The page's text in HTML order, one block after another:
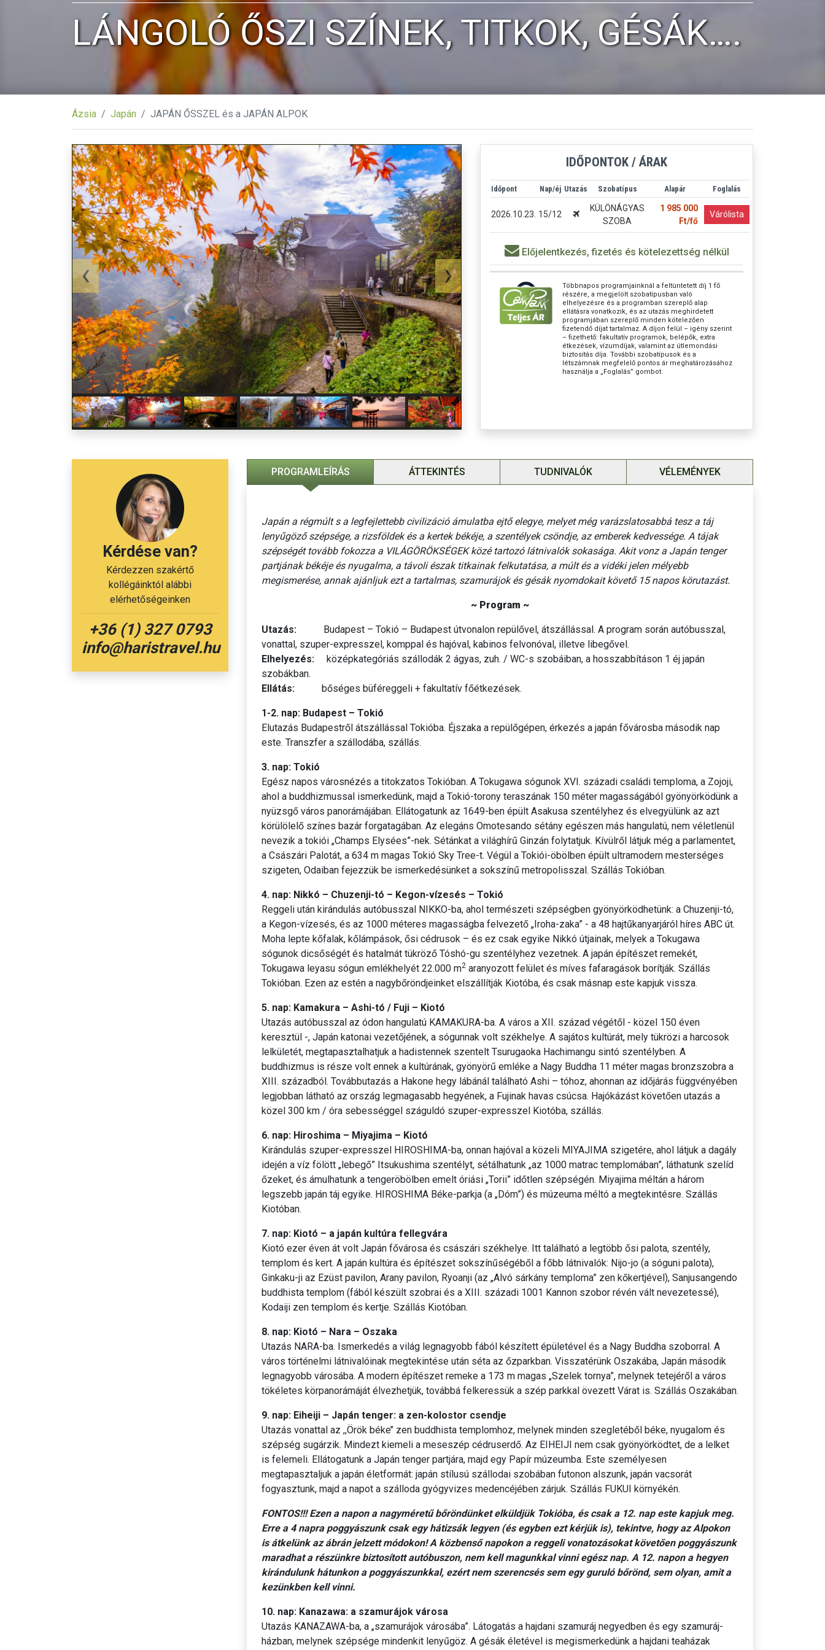
LÁNGOLÓ ŐSZI SZÍNEK, TITKOK, GÉSÁK….
Ázsia Japán JAPÁN ŐSSZEL és a JAPÁN ALPOK
IDŐPONTOK / ÁRAK
Időpont Nap/éj Utazás Szobatípus Alapár Foglalás
2026.10.23. 15/12
KÜLÖNÁGYAS
SZOBA
1 985 000
Ft/fő
Várólista
Előjelentkezés, fizetés és kötelezettség nélkül
Félpanziós felár: 96.000 Ft (8 főétkezés)
Egyágyas felár: 349.000 Ft
Vízum: magyar útlevéllel, nem szükséges
Minimális utaslétszám: 20 fő
Az árakat 1 JPY = 2,40 Ft-ig garantáljuk.
Kedvezményes csoportos útlemondási biztosítás díja: 3%
Amennyiben hosszúnak találja a 15 napos utazást, válassza
programunk rövidebb változatát, Tokiótól Oszakáig!
Többnapos programjainknál a feltüntetett díj 1 fő
részére, a megjelölt szobatípusban való
elhelyezésre és a programban szereplő alap
ellátásra vonatkozik, és az utazás meghirdetett
programjában szereplő minden kötelezően
fizetendő díjat tartalmaz. A díjon felül – igény szerint
– fizethető: fakultatív programok, belépők, extra
étkezések, vízumdíjak, valamint az útlemondási
biztosítás díja. További szobatípusok és a
létszámnak megfelelő pontos ár meghatározásához
használja a „Foglalás” gombot.
Kérdése van?
Kérdezzen szakértő
kollégáinktól alábbi
elérhetőségeinken
+36 (1) 327 0793
info@haristravel.hu
PROGRAMLEÍRÁS ÁTTEKINTÉS TUDNIVALÓK VÉLEMÉNYEK
Japán a régmúlt s a legfejlettebb civilizáció ámulatba ejtő elegye, melyet még varázslatosabbá tesz a táj
lenyűgöző szépsége, a rizsföldek és a kertek békéje, a szentélyek csöndje, az emberek kedvessége. A tájak
szépségét tovább fokozza a VILÁGÖRÖKSÉGEK közé tartozó látnivalók sokasága. Akit vonz a Japán tenger
partjának békéje és nyugalma, a távoli észak titkainak felkutatása, a múlt és a vidéki jelen mélyebb
megismerése, annak ajánljuk ezt a tartalmas, szamurájok és gésák nyomdokait követő 15 napos körutazást.
~ Program ~
Utazás: Budapest – Tokió – Budapest útvonalon repülővel, átszállással. A program során autóbusszal,
vonattal, szuper-expresszel, komppal és hajóval, kabinos felvonóval, illetve libegővel.
Elhelyezés: középkategóriás szállodák 2 ágyas, zuh. / WC-s szobáiban, a hosszabbításon 1 éj japán
szobákban.
Ellátás: bőséges büféreggeli + fakultatív főétkezések.
1-2. nap: Budapest – Tokió
Elutazás Budapestről átszállással Tokióba. Éjszaka a repülőgépen, érkezés a japán fővárosba második nap
este. Transzfer a szállodába, szállás.
3. nap: Tokió
Egész napos városnézés a titokzatos Tokióban. A Tokugawa sógunok XVI. századi családi temploma, a Zojoji,
ahol a buddhizmussal ismerkedünk, majd a Tokió-torony teraszának 150 méter magasságából gyönyörködünk a
nyüzsgő város panorámájában. Ellátogatunk az 1649-ben épült Asakusa szentélyhez és elvegyülünk az azt
körülölelő színes bazár forgatagában. Az elegáns Omotesando sétány egészen más hangulatú, nem véletlenül
nevezik a tokiói „Champs Elysées”-nek. Sétánkat a világhírű Ginzán folytatjuk. Kívülről látjuk még a parlamentet,
a Császári Palotát, a 634 m magas Tokió Sky Tree-t. Végül a Tokiói-öbölben épült ultramodern mesterséges
szigeten, Odaiban fejezzük be ismerkedésünket a sokszínű metropolisszal. Szállás Tokióban.
4. nap: Nikkó – Chuzenji-tó – Kegon-vízesés – Tokió
Reggeli után kirándulás autóbusszal NIKKO-ba, ahol természeti szépségben gyönyörködhetünk: a Chuzenji-tó,
a Kegon-vízesés, és az 1000 méteres magasságba felvezető „Iroha-zaka” - a 48 hajtűkanyarjáról híres ABC út.
Moha lepte kőfalak, kőlámpások, ősi cédrusok – és ez csak egyike Nikkó útjainak, melyek a Tokugawa
sógunok dicsőségét és hatalmát tükröző Tóshó-gu szentélyhez vezetnek. A japán építészet remekét,
Tokugawa leyasu sógun emlékhelyét 22.000 m2 aranyozott felület és míves fafaragások borítják. Szállás
Tokióban. Ezen az estén a nagybőröndjeinket elszállítják Kiotóba, és csak másnap este kapjuk vissza.
5. nap: Kamakura – Ashi-tó / Fuji – Kiotó
Utazás autóbusszal az ódon hangulatú KAMAKURA-ba. A város a XII. század végétől - közel 150 éven
keresztül -, Japán katonai vezetőjének, a sógunnak volt székhelye. A sajátos kultúrát, mely tükrözi a harcosok
lelkületét, megtapasztalhatjuk a hadistennek szentelt Tsurugaoka Hachimangu sintó szentélyben. A
buddhizmus is része volt ennek a kultúrának, gyönyörű emléke a Nagy Buddha 11 méter magas bronzszobra a
XIII. századból. Továbbutazás a Hakone hegy lábánál található Ashi – tóhoz, ahonnan az időjárás függvényében
legjobban látható az ország legmagasabb hegyének, a Fujinak havas csúcsa. Hajókázást követően utazás a
közel 300 km / óra sebességgel száguldó szuper-expresszel Kiotóba, szállás.
6. nap: Hiroshima – Miyajima – Kiotó
Kirándulás szuper-expresszel HIROSHIMA-ba, onnan hajóval a közeli MIYAJIMA szigetére, ahol látjuk a dagály
idején a víz fölött „lebegő” Itsukushima szentélyt, sétálhatunk „az 1000 matrac templomában”, láthatunk szelíd
őzeket, és ámulhatunk a tengeröbölben emelt óriási „Torii” időtlen szépségén. Miyajima méltán a három
legszebb japán táj egyike. HIROSHIMA Béke-parkja (a „Dóm”) és múzeuma méltó a megtekintésre. Szállás
Kiotóban.
7. nap: Kiotó – a japán kultúra fellegvára
Kiotó ezer éven át volt Japán fővárosa és császári székhelye. Itt található a legtöbb ősi palota, szentély,
templom és kert. A japán kultúra és építészet sokszínűségéből a főbb látnivalók: Nijo-jo (a sóguni palota),
Ginkaku-ji az Ezüst pavilon, Arany pavilon, Ryoanji (az „Alvó sárkány temploma” zen kőkertjével), Sanjusangendo
buddhista templom (fából készült szobrai és a XIII. századi 1001 Kannon szobor révén vált nevezetessé),
Kodaiji zen templom és kertje. Szállás Kiotóban.
8. nap: Kiotó – Nara – Oszaka
Utazás NARA-ba. Ismerkedés a világ legnagyobb fából készített épületével és a Nagy Buddha szoborral. A
város történelmi látnivalóinak megtekintése után séta az őzparkban. Visszatérünk Oszakába, Japán második
legnagyobb városába. A modern építészet remeke a 173 m magas „Szelek tornya”, melynek tetejéről a város
tökéletes körpanorámáját élvezhetjük, továbbá felkeressük a szép parkkal övezett Várat is. Szállás Oszakában.
9. nap: Eiheiji – Japán tenger: a zen-kolostor csendje
Utazás vonattal az ,,Örök béke’’ zen buddhista templomhoz, melynek minden szegletéből béke, nyugalom és
szépség sugárzik. Mindezt kiemeli a meseszép cédruserdő. Az EIHEIJI nem csak gyönyörködtet, de a lelket
is felemeli. Ellátogatunk a Japán tenger partjára, majd egy Papír múzeumba. Este személyesen
megtapasztaljuk a japán életformát: japán stílusú szállodai szobában futonon alszunk, japán vacsorát
fogyasztunk, majd a napot a szálloda gyógyvizes medencéjében zárjuk. Szállás FUKUI környékén.
FONTOS!!! Ezen a napon a nagyméretű bőröndünket elküldjük Tokióba, és csak a 12. nap este kapjuk meg.
Erre a 4 napra poggyászunk csak egy hátizsák legyen (és egyben ezt kérjük is), tekintve, hogy az Alpokon
is átkelünk az ábrán jelzett módokon! A közbenső napokon a reggeli vonatozásokat követően poggyászunk
maradhat a részünkre biztosított autóbuszon, nem kell magunkkal vinni egész nap. A 12. napon a hegyen
kirándulunk hátunkon a poggyászunkkal, ezért nem szerencsés sem egy guruló bőrönd, sem olyan, amit a
kezünkben kell vinni.
10. nap: Kanazawa: a szamurájok városa
Utazás KANAZAWA-ba, a „szamurájok városába”. Látogatás a hajdani szamuráj negyedben és egy szamuráj-
házban, melynek szépsége mindenkit lenyűgöz. A gésák életével is megismerkedünk a hajdani teaházak